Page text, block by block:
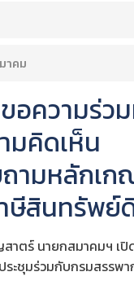
าคม
อความร่ว
มคิดเห็น
ามหลักเก
ษีสินทรัพย์
ตร์ นายกสมาคมฯ เปิ
ะชุมร่วมกับกรมสรรพา